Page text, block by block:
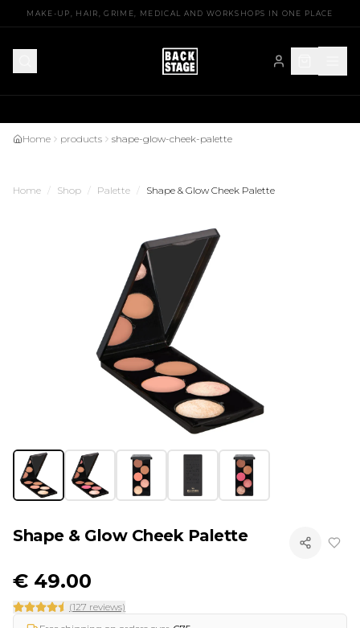
Free shipping over €75
MAKE-UP, HAIR, GRIME, MEDICAL AND WORKSHOPS IN ONE PLACE
Home products shape-glow-cheek-palette
Home / Shop / Palette / Shape & Glow Cheek Palette
Shape & Glow Cheek Palette
€ 49.00
(127 reviews)